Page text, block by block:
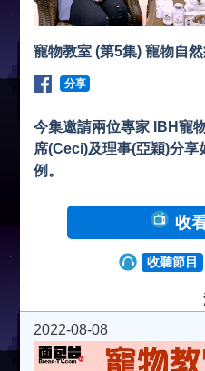
寵物教室 (第5集) 寵物自
分享
今集邀請兩位專家 IBH寵
席(Ceci)及理事(亞穎)分
例。
收
收聽節目
2022-08-08